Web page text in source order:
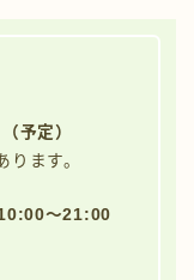
予定）
ます。
～21:00